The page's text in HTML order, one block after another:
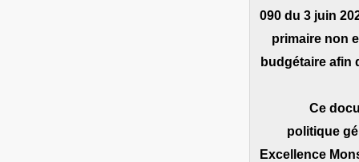
090 du 3 juin
primaire non
budgétaire afin
Ce
politique
Excellence